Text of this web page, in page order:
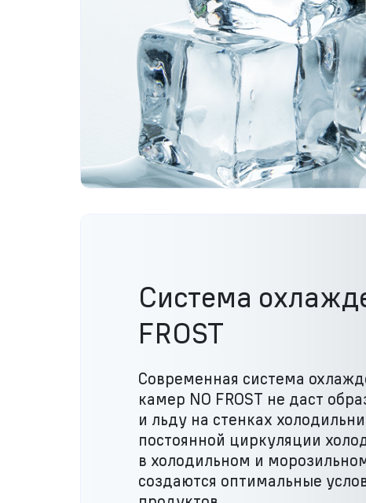
Система
FROST
Современная система
камер NO FROST не даст
и льду на стенках
постоянной циркуляции
в холодильном и
создаются оптимальные